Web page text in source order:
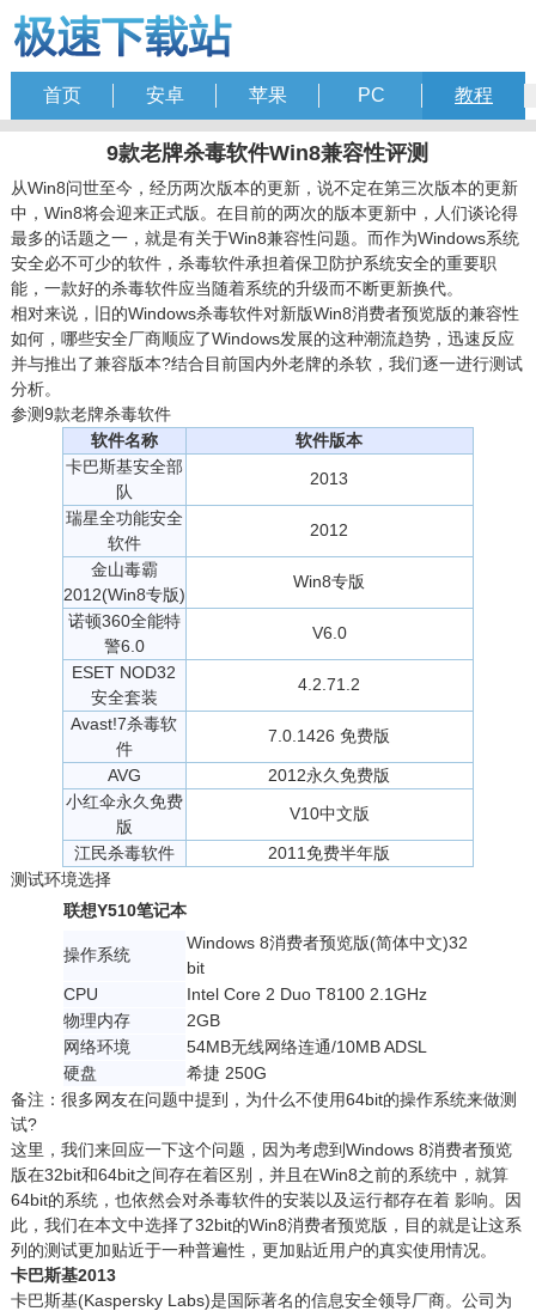
首页 安卓 苹果 PC 教程
9款老牌杀毒软件Win8兼容性评测
从Win8问世至今，经历两次版本的更新，说不定在第三次版本的更新
中，Win8将会迎来正式版。在目前的两次的版本更新中，人们谈论得
最多的话题之一，就是有关于Win8兼容性问题。而作为Windows系统
安全必不可少的软件，杀毒软件承担着保卫防护系统安全的重要职
能，一款好的杀毒软件应当随着系统的升级而不断更新换代。
相对来说，旧的Windows杀毒软件对新版Win8消费者预览版的兼容性
如何，哪些安全厂商顺应了Windows发展的这种潮流趋势，迅速反应
并与推出了兼容版本?结合目前国内外老牌的杀软，我们逐一进行测试
分析。
参测9款老牌杀毒软件
软件名称
软件版本
卡巴斯基安全部
队
2013
瑞星全功能安全
软件
2012
金山毒霸
2012(Win8专版)
Win8专版
诺顿360全能特
警6.0
V6.0
ESET NOD32
安全套装
4.2.71.2
Avast!7杀毒软
件
7.0.1426 免费版
AVG
2012永久免费版
小红伞永久免费
版
V10中文版
江民杀毒软件
2011免费半年版
测试环境选择
联想Y510笔记本
操作系统
Windows 8消费者预览版(简体中文)32
bit
CPU
Intel Core 2 Duo T8100 2.1GHz
物理内存
2GB
网络环境
54MB无线网络连通/10MB ADSL
硬盘
希捷 250G
备注：很多网友在问题中提到，为什么不使用64bit的操作系统来做测
试?
这里，我们来回应一下这个问题，因为考虑到Windows 8消费者预览
版在32bit和64bit之间存在着区别，并且在Win8之前的系统中，就算
64bit的系统，也依然会对杀毒软件的安装以及运行都存在着 影响。因
此，我们在本文中选择了32bit的Win8消费者预览版，目的就是让这系
列的测试更加贴近于一种普遍性，更加贴近用户的真实使用情况。
卡巴斯基2013
卡巴斯基(Kaspersky Labs)是国际著名的信息安全领导厂商。公司为